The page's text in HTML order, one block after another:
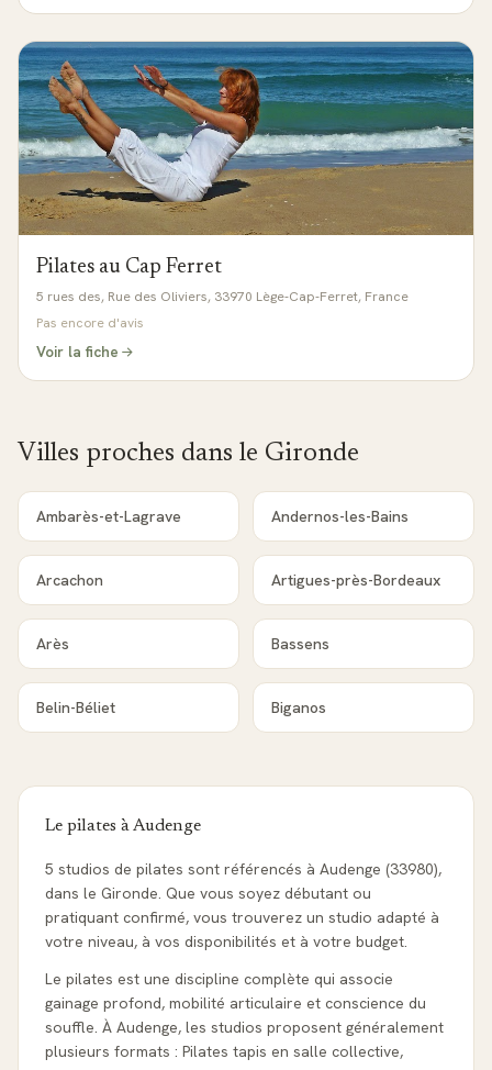
Pilates au Cap Ferret
5 rues des, Rue des Oliviers, 33970 Lège-Cap-Ferret, France
Pas encore d'avis
Voir la fiche
Villes proches dans le Gironde
Ambarès-et-Lagrave Andernos-les-Bains
Arcachon Artigues-près-Bordeaux
Arès Bassens
Belin-Béliet Biganos
Le pilates àAudenge
5 studios de pilates sont référencés à Audenge (33980),
dans le Gironde. Que vous soyez débutant ou
pratiquant confirmé, vous trouverez un studio adapté à
votre niveau, à vos disponibilités et à votre budget.
Le pilates est une discipline complète qui associe
gainage profond, mobilité articulaire et conscience du
souffle. À Audenge, les studios proposent généralement
plusieurs formats : Pilates tapis en salle collective,